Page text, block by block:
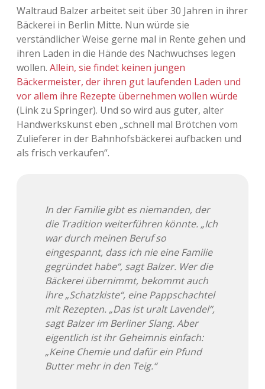
Waltraud Balzer arbeitet seit über 30 Jahren in ihrer
Bäckerei in Berlin Mitte. Nun würde sie
verständlicher Weise gerne mal in Rente gehen und
ihren Laden in die Hände des Nachwuchses legen
wollen. Allein, sie findet keinen jungen
Bäckermeister, der ihren gut laufenden Laden und
vor allem ihre Rezepte übernehmen wollen würde
(Link zu Springer). Und so wird aus guter, alter
Handwerkskunst eben „schnell mal Brötchen vom
Zulieferer in der Bahnhofsbäckerei aufbacken und
als frisch verkaufen“.
In der Familie gibt es niemanden, der
die Tradition weiterführen könnte. „Ich
war durch meinen Beruf so
eingespannt, dass ich nie eine Familie
gegründet habe“, sagt Balzer. Wer die
Bäckerei übernimmt, bekommt auch
ihre „Schatzkiste“, eine Pappschachtel
mit Rezepten. „Das ist uralt Lavendel“,
sagt Balzer im Berliner Slang. Aber
eigentlich ist ihr Geheimnis einfach:
„Keine Chemie und dafür ein Pfund
Butter mehr in den Teig.“